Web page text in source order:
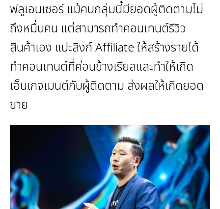
ฟลูเอนเซอร์ แม้คนกลุ่มนี้มียอดผู้ติดตามไม่
ถึงหมื่นคน แต่สามารถทำคอนเทนต์รีวิว
สินค้าเอง แปะลิงก์ Affiliate ให้สร้างรายได้
ทำคอนเทนต์ที่ค่อนข้างเรียลและทำให้เกิด
เอ็นเกจเมนต์กับผู้ติดตาม ส่งผลให้เกิดยอด
ขาย